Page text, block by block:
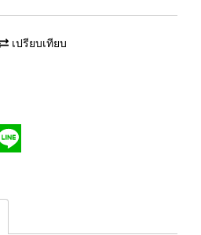
เปรียบเทียบ